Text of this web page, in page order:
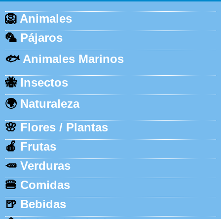
🦁 Animales
🦜 Pájaros
🐟 Animales Marinos
🐝 Insectos
🌍 Naturaleza
🌸 Flores / Plantas
🍎 Frutas
🥕 Verduras
🍔 Comidas
🍺 Bebidas